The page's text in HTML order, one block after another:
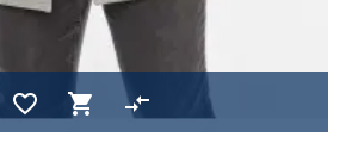
favorite_border shopping_cart compare_arrows